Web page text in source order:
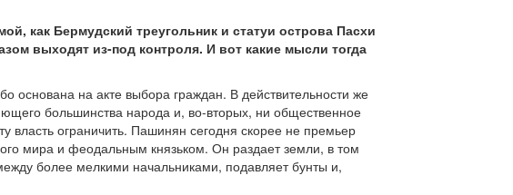
как Бермудский треугольник и статуи острова Пасхи
выходят из-под контроля. И вот какие мысли тогда
основана на акте выбора граждан. В действительности же
большинства народа и, во-вторых, ни общественное
власть ограничить. Пашинян сегодня скорее не премьер
мира и феодальным князьком. Он раздает земли, в том
более мелкими начальниками, подавляет бунты и,